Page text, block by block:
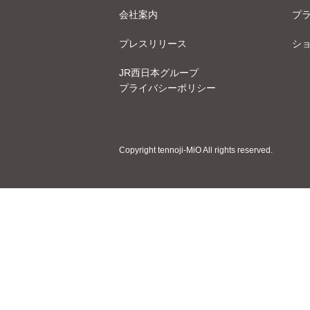
会社案内 プ
プレスリリース シ
JR西日本グループ
プライバシーポリシー
Copyright tennoji-MiO All rights reserved.